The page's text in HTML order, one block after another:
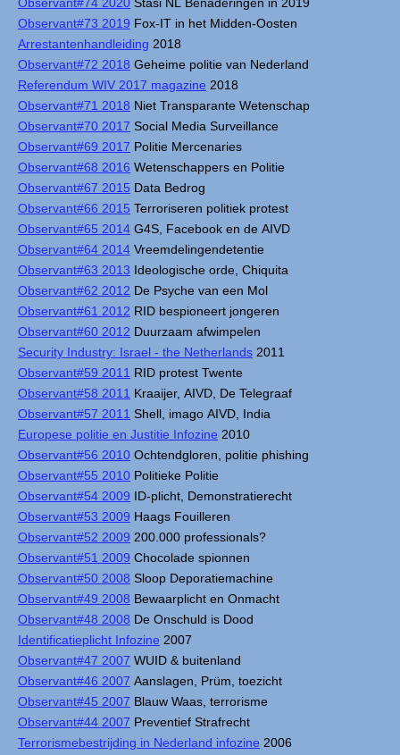
Observant#73 2019 Fox-IT in het Midden-Oosten
Arrestantenhandleiding 2018
Observant#72 2018 Geheime politie van Nederland
Referendum WIV 2017 magazine 2018
Observant#71 2018 Niet Transparante Wetenschap
Observant#70 2017 Social Media Surveillance
Observant#69 2017 Politie Mercenaries
Observant#68 2016 Wetenschappers en Politie
Observant#67 2015 Data Bedrog
Observant#66 2015 Terroriseren politiek protest
Observant#65 2014 G4S, Facebook en de AIVD
Observant#64 2014 Vreemdelingendetentie
Observant#63 2013 Ideologische orde, Chiquita
Observant#62 2012 De Psyche van een Mol
Observant#61 2012 RID bespioneert jongeren
Observant#60 2012 Duurzaam afwimpelen
Security Industry: Israel - the Netherlands 2011
Observant#59 2011 RID protest Twente
Observant#58 2011 Kraaijer, AIVD, De Telegraaf
Observant#57 2011 Shell, imago AIVD, India
Europese politie en Justitie Infozine 2010
Observant#56 2010 Ochtendgloren, politie phishing
Observant#55 2010 Politieke Politie
Observant#54 2009 ID-plicht, Demonstratierecht
Observant#53 2009 Haags Fouilleren
Observant#52 2009 200.000 professionals?
Observant#51 2009 Chocolade spionnen
Observant#50 2008 Sloop Deporatiemachine
Observant#49 2008 Bewaarplicht en Onmacht
Observant#48 2008 De Onschuld is Dood
Identificatieplicht Infozine 2007
Observant#47 2007 WUID & buitenland
Observant#46 2007 Aanslagen, Prüm, toezicht
Observant#45 2007 Blauw Waas, terrorisme
Observant#44 2007 Preventief Strafrecht
Terrorismebestrijding in Nederland infozine 2006